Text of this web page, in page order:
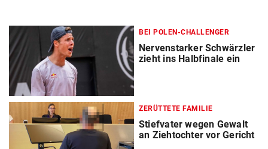
BEI POLEN-CHALLENGER
Nervenstarker Schwärzler
zieht ins Halbfinale ein
ZERÜTTETE FAMILIE
Stiefvater wegen Gewalt
an Ziehtochter vor Gericht